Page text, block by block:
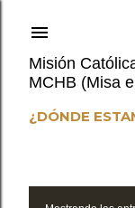
Misión
MCHB (Misa
¿DÓNDE